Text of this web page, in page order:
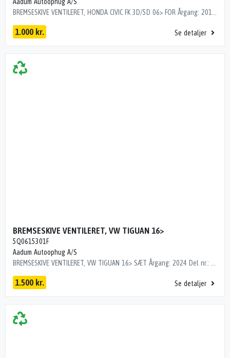
1.000 kr. Se detaljer
BREMSESKIVE VENTILERET, VW TIGUAN 16>
5Q0615301F
Aadum Autoophug A/S
1.500 kr. Se detaljer